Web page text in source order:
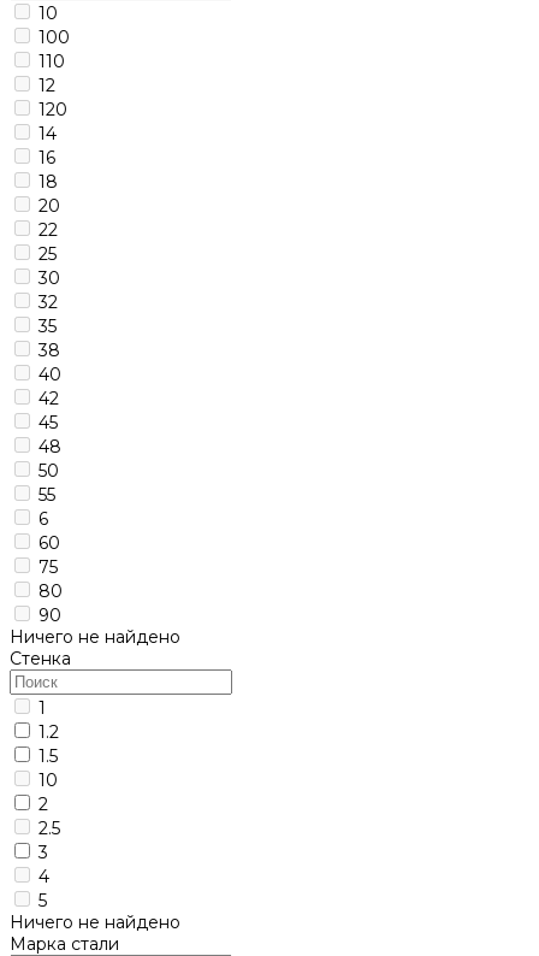
10
100
110
12
120
14
16
18
20
22
25
30
32
35
38
40
42
45
48
50
55
6
60
75
80
90
Ничего не найдено
Стенка
1
1.2
1.5
10
2
2.5
3
4
5
Ничего не найдено
Марка стали